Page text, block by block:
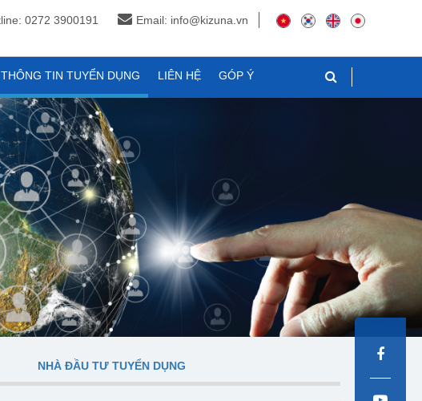
0272 3900191 Email: info@kizuna.vn
THÔNG TIN TUYỂN DỤNG LIÊN HỆ GÓP Ý
NHÀ ĐẦU TƯ TUYỂN DỤNG